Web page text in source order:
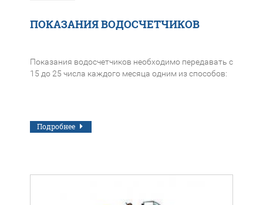
ПОКАЗАНИЯ ВОДОСЧЕТЧИКОВ
Показания водосчетчиков необходимо передавать с
15 до 25 числа каждого месяца одним из способов:
Подробнее